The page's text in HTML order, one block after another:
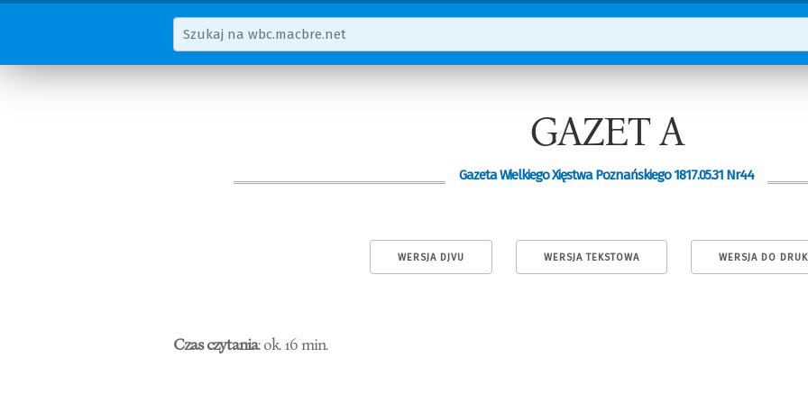
GAZET A
Gazeta Wielkiego Xięstwa Poznańskiego 1817.05.31 Nr44
WERSJA DJVU WERSJA TEKSTOWA WERSJA DO
Czas czytania: ok. 16 min.